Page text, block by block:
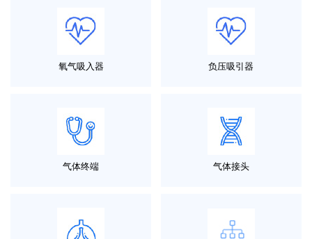
氧气吸入器 负压吸引器
气体终端 气体接头